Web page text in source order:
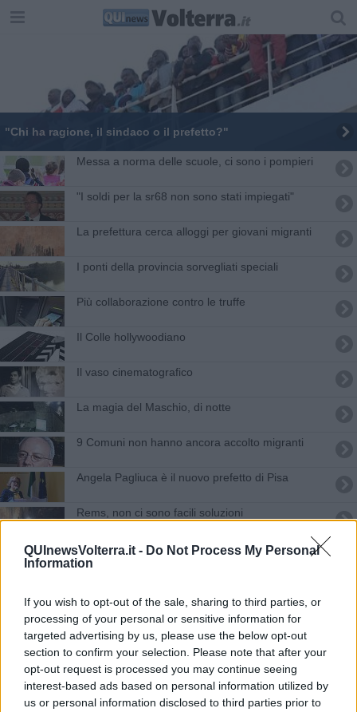
QUInewsVolterra.it - Do Not Process My Personal
Information
If you wish to opt-out of the sale, sharing to third parties, or
processing of your personal or sensitive information for
targeted advertising by us, please use the below opt-out
section to confirm your selection. Please note that after your
opt-out request is processed you may continue seeing
interest-based ads based on personal information utilized by
us or personal information disclosed to third parties prior to
"Chi ha ragione, il sindaco o il prefetto?"
Messa a norma delle scuole, ci sono i pompieri
"I soldi per la sr68 non sono stati impiegati"
La prefettura cerca alloggi per giovani migranti
I ponti della provincia sorvegliati speciali
Più collaborazione contro le truffe
Il Colle hollywoodiano
Il vaso cinematografico
La magia del Maschio, di notte
9 Comuni non hanno ancora accolto migranti
Angela Pagliuca è il nuovo prefetto di Pisa
Rems, non ci sono facili soluzioni
Il sindaco Cerri si congratula con i carabinieri
Nibali e Colbrelli dicono sì a Toscana e Sabatini
Controlli serrati nei centri d'accoglienza
L'antica cisterna set del cinema di Visconti